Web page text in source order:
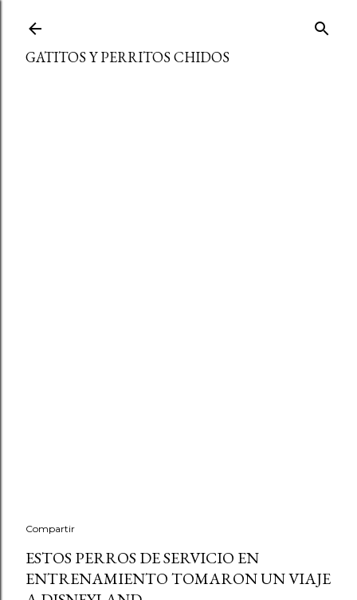
GATITOS Y PERRITOS CHIDOS
Compartir
ESTOS PERROS DE SERVICIO EN
ENTRENAMIENTO TOMARON UN VIAJE